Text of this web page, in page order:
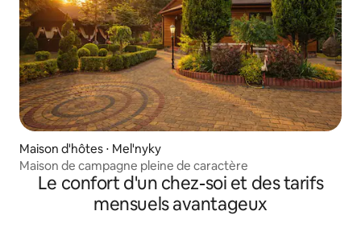
Maison d'hôtes ⋅ Mel'nyky
Maison de campagne pleine de caractère
Le confort d'un chez-soi et des tarifs
mensuels avantageux